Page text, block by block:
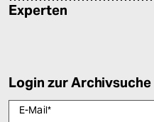
Experten
Login zur Archivsuche
E-Mail*